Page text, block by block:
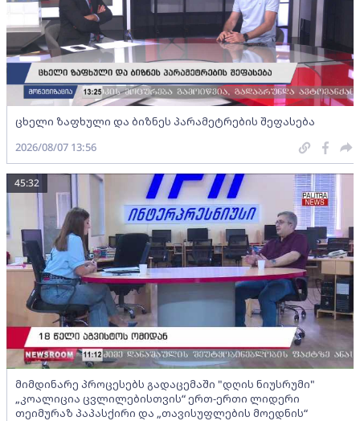
ცხელი ზაფხული და ბიზნეს პარამეტრების შეფასება
2026/08/07 13:56
მიმდინარე პროცესებს გადაცემაში "დღის ნიუსრუმი"
„კოალიცია ცვლილებისთვის“ ერთ-ერთი ლიდერი
თეიმურაზ პაპასქირი და „თავისუფლების მოედნის“
45:32